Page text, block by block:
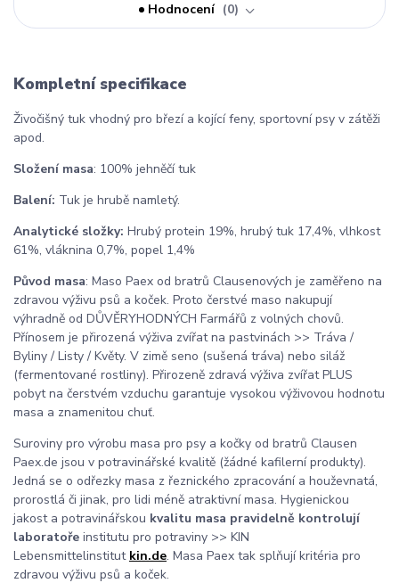
Hodnocení
0
Kompletní specifikace
Živočišný tuk vhodný pro březí a kojící feny, sportovní psy v zátěži
apod.
Složení masa: 100% jehněčí tuk
Balení: Tuk je hrubě namletý.
Analytické složky: Hrubý protein 19%, hrubý tuk 17,4%, vlhkost
61%, vláknina 0,7%, popel 1,4%
Původ masa: Maso Paex od bratrů Clausenových je zaměřeno na
zdravou výživu psů a koček. Proto čerstvé maso nakupují
výhradně od DŮVĚRYHODNÝCH Farmářů z volných chovů.
Přínosem je přirozená výživa zvířat na pastvinách >> Tráva /
Byliny / Listy / Květy. V zimě seno (sušená tráva) nebo siláž
(fermentované rostliny). Přirozeně zdravá výživa zvířat PLUS
pobyt na čerstvém vzduchu garantuje vysokou výživovou hodnotu
masa a znamenitou chuť.
Suroviny pro výrobu masa pro psy a kočky od bratrů Clausen
Paex.de jsou v potravinářské kvalitě (žádné kafilerní produkty).
Jedná se o odřezky masa z řeznického zpracování a houževnatá,
prorostlá či jinak, pro lidi méně atraktivní masa. Hygienickou
jakost a potravinářskou kvalitu masa pravidelně kontrolují
laboratoře institutu pro potraviny >> KIN
Lebensmittelinstitut kin.de. Masa Paex tak splňují kritéria pro
zdravou výživu psů a koček.